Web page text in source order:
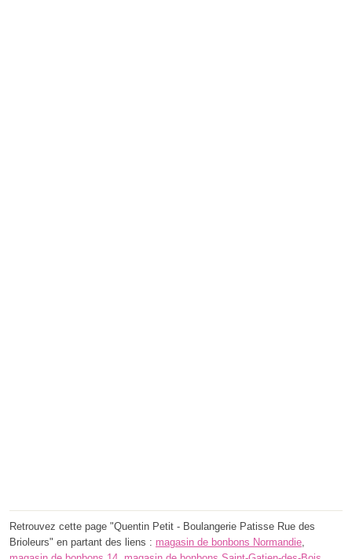
Retrouvez cette page "Quentin Petit - Boulangerie Patisse Rue des
Brioleurs" en partant des liens : magasin de bonbons Normandie